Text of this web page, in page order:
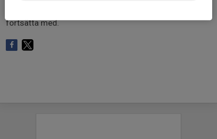
fortsätta med.